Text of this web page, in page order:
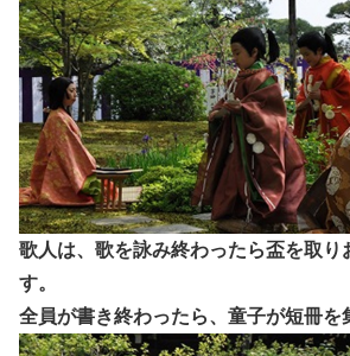
歌人は、歌を詠み終わったら盃を取り
す。
全員が書き終わったら、童子が短冊を